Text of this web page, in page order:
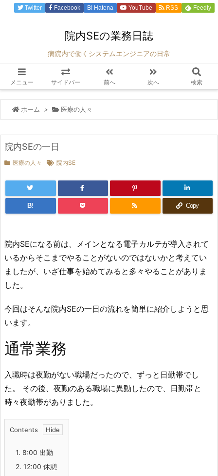
院内SEの業務日誌
病院内で働くシステムエンジニアの日常
メニュー サイドバー 前へ 次へ 検索
Twitter Facebook B! Hatena YouTube RSS Feedly
ホーム > 医療の人々
院内SEの一日
医療の人々 院内SE
B! Copy
院内SEになる前は、メインとなる電子カルテが導入されて
いるからそこまでやることがないのではないかと考えてい
ましたが、いざ仕事を始めてみると多々やることがありま
した。
今回はそんな院内SEの一日の流れを簡単に紹介しようと思
います。
通常業務
入職時は夜勤がない職場だったので、ずっと日勤帯でし
た。 その後、夜勤のある職場に異動したので、日勤帯と
時々夜勤帯がありました。
Contents
1. 8:00 出勤
2. 12:00 休憩